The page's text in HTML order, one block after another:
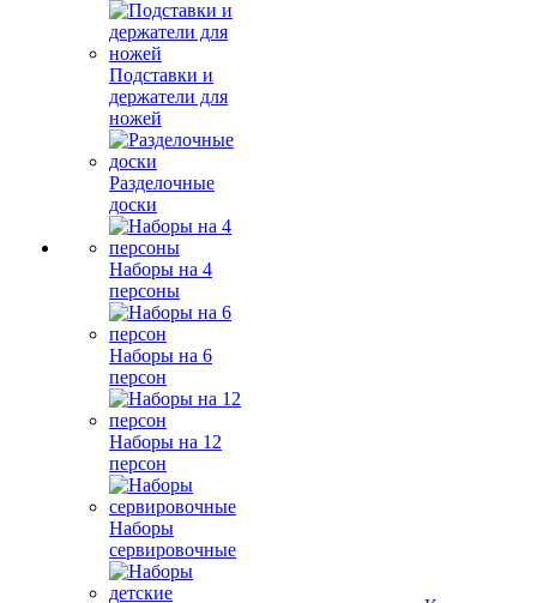
Подставки и
держатели для
ножей
Разделочные
доски
Наборы на 4
персоны
Наборы на 6
персон
Наборы на 12
персон
Наборы
сервировочные